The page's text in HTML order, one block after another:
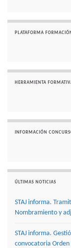
PLATAFORMA
HERRAMIENTA
INFORMACIÓN
ÚLTIMAS NOTICIAS
STAJ informa.
Nombramiento y
STAJ informa.
convocatoria